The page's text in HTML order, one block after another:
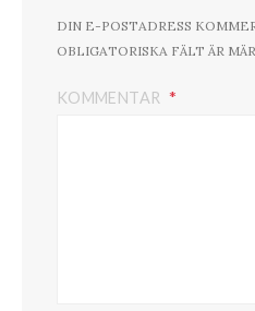
DIN E-POSTADRESS
OBLIGATORISKA FÄLT ÄR
KOMMENTAR